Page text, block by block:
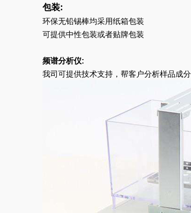
包装:
环保无铅锡棒均采用纸箱包装
可提供中性包装或者贴牌包装
频谱分析仪:
我司可提供技术支持，帮客户分析样品成分